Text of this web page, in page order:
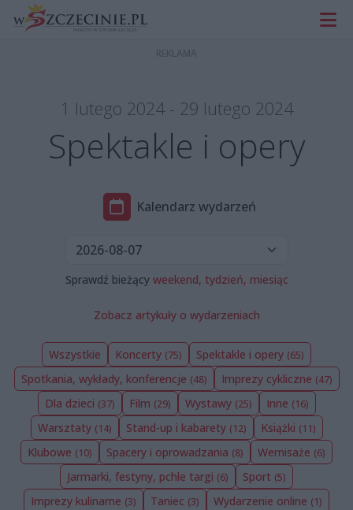
1 lutego 2024 - 29 lutego 2024
Spektakle i opery
Kalendarz wydarzeń
Sprawdź bieżący weekend, tydzień, miesiąc
Zobacz artykuły o wydarzeniach
Wszystkie Koncerty (75) Spektakle i opery (65)
Spotkania, wykłady, konferencje (48) Imprezy cykliczne (47)
Dla dzieci (37) Film (29) Wystawy (25) Inne (16)
Warsztaty (14) Stand-up i kabarety (12) Książki (11)
Klubowe (10) Spacery i oprowadzania (8) Wernisaże (6)
Jarmarki, festyny, pchle targi (6) Sport (5)
Imprezy kulinarne (3) Taniec (3) Wydarzenie online (1)